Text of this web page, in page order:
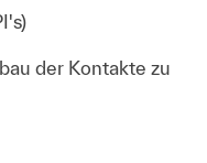
der Kontakte zu